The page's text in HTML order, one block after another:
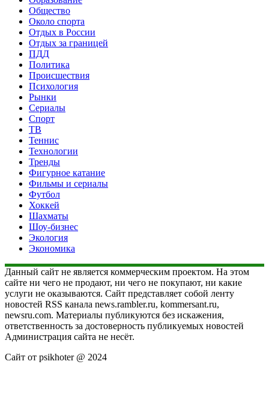
Общество
Около спорта
Отдых в России
Отдых за границей
ПДД
Политика
Происшествия
Психология
Рынки
Сериалы
Спорт
ТВ
Теннис
Технологии
Тренды
Фигурное катание
Фильмы и сериалы
Футбол
Хоккей
Шахматы
Шоу-бизнес
Экология
Экономика
Данный сайт не является коммерческим проектом. На этом
сайте ни чего не продают, ни чего не покупают, ни какие
услуги не оказываются. Сайт представляет собой ленту
новостей RSS канала news.rambler.ru, kommersant.ru,
newsru.com. Материалы публикуются без искажения,
ответственность за достоверность публикуемых новостей
Администрация сайта не несёт.
Сайт от psikhoter @ 2024